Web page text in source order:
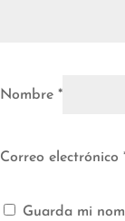
Nombre*
Correo electrónico
Guarda mi